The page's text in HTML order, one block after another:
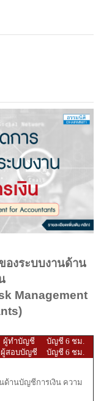
องระบบงานด้าน
Management
ผู้ทำบัญชี
บัญชี 6 ชม.
ผู้สอบบัญชี
บัญชี 6 ชม.
ด้านบัญชีการเงิน ความ